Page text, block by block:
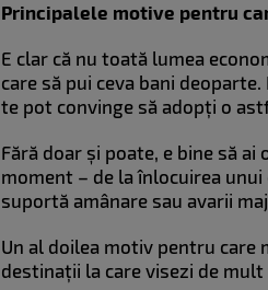
Principalele motive pentru
E clar că nu toată lumea
care să pui ceva bani
te pot convinge să adopți o
Fără doar și poate, e bine să
moment – de la înlocuirea
suportă amânare sau avarii
Un al doilea motiv pentru care
destinații la care visezi de